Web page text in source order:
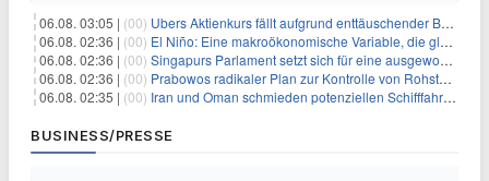
06.08. 03:05 | (00) Ubers Aktienkurs fällt aufgrund enttäuschender Buchungsprognose
06.08. 02:36 | (00) El Niño: Eine makroökonomische Variable, die globale Wirtschaftslandschaften umgestaltet
06.08. 02:36 | (00) Singapurs Parlament setzt sich für eine ausgewogene wirtschaftliche Zukunft ein
06.08. 02:36 | (00) Prabowos radikaler Plan zur Kontrolle von Rohstoffexporten steht vor konkurrierenden Visionen
06.08. 02:35 | (00) Iran und Oman schmieden potenziellen Schifffahrtsvertrag im Hormuskanal
BUSINESS/PRESSE